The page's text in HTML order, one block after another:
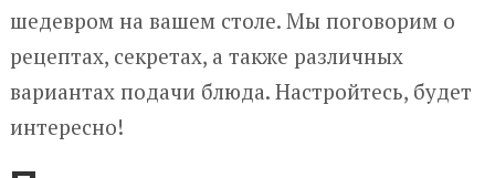
шедевром на вашем столе. Мы поговорим о
рецептах, секретах, а также различных
вариантах подачи блюда. Настройтесь, будет
интересно!